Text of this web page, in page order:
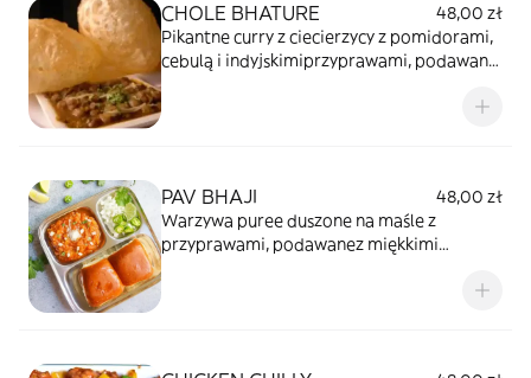
CHOLE BHATURE
48,00 zł
Pikantne curry z ciecierzycy z pomidorami,
cebulą i indyjskimiprzyprawami, podawane
PAV BHAJI
48,00 zł
Warzywa puree duszone na maśle z
przyprawami, podawanez miękkimi